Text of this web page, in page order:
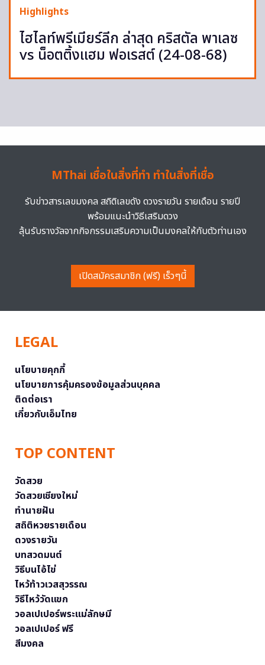
Highlights
ไฮไลท์พรีเมียร์ลีก ล่าสุด คริสตัล พาเลซ
vs น็อตติ้งแฮม ฟอเรสต์ (24-08-68)
MThai เชื่อในสิ่งที่ทำ ทำในสิ่งที่เชื่อ
รับข่าวสารเลขมงคล สถิติเลขดัง ดวงรายวัน รายเดือน รายปี
พร้อมแนะนำวิธีเสริมดวง
ลุ้นรับรางวัลจากกิจกรรมเสริมความเป็นมงคลให้กับตัวท่านเอง
เปิดสมัครสมาชิก (ฟรี) เร็วๆนี้
LEGAL
นโยบายคุกกี้
นโยบายการคุ้มครองข้อมูลส่วนบุคคล
ติดต่อเรา
เกี่ยวกับเอ็มไทย
TOP CONTENT
วัดสวย
วัดสวยเชียงใหม่
ทำนายฝัน
สถิติหวยรายเดือน
ดวงรายวัน
บทสวดมนต์
วิธีบนไอ้ไข่
ไหว้ท้าวเวสสุวรรณ
วิธีไหว้วัดแขก
วอลเปเปอร์พระแม่ลักษมี
วอลเปเปอร์ ฟรี
สีมงคล